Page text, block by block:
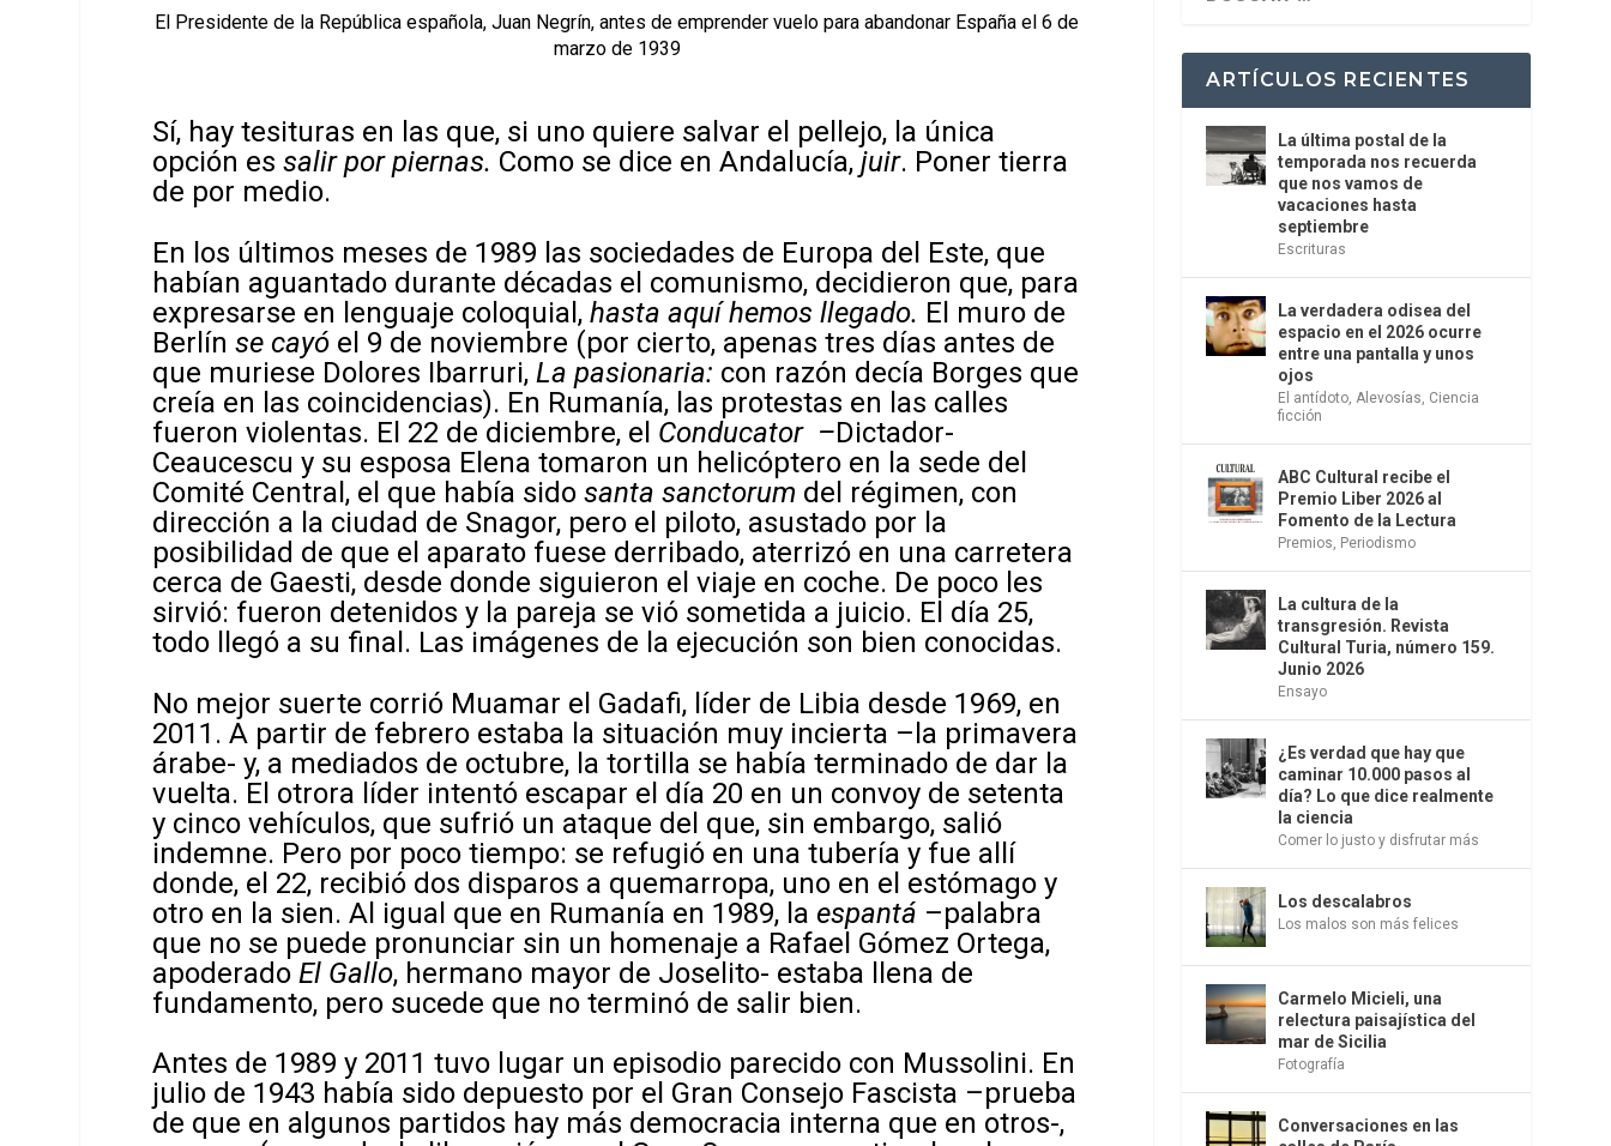
El Presidente de la República española, Juan Negrín, antes de emprender vuelo para abandonar España el 6 de
marzo de 1939
Sí, hay tesituras en las que, si uno quiere salvar el pellejo, la única
opción essalir por piernas. Como se dice en Andalucía,juir. Poner tierra
de por medio.
En los últimos meses de 1989 las sociedades de Europa del Este, que
habían aguantado durante décadas el comunismo, decidieron que, para
expresarse en lenguaje coloquial,hasta aquí hemos llegado. El muro de
Berlínse cayó el 9 de noviembre (por cierto, apenas tres días antes de
que muriese Dolores Ibarruri,La pasionaria: con razón decía Borges que
creía en las coincidencias). En Rumanía, las protestas en las calles
fueron violentas. El 22 de diciembre, el Conducator –Dictador-
Ceaucescu y su esposa Elena tomaron un helicóptero en la sede del
Comité Central, el que había sidosanta sanctorum del régimen, con
dirección a la ciudad de Snagor, pero el piloto, asustado por la
posibilidad de que el aparato fuese derribado, aterrizó en una carretera
cerca de Gaesti, desde donde siguieron el viaje en coche. De poco les
sirvió: fueron detenidos y la pareja se vió sometida a juicio. El día 25,
todo llegó a su final. Las imágenes de la ejecución son bien conocidas.
No mejor suerte corrió Muamar el Gadafi, líder de Libia desde 1969, en
2011. A partir de febrero estaba la situación muy incierta –la primavera
árabe- y, a mediados de octubre, la tortilla se había terminado de dar la
vuelta. El otrora líder intentó escapar el día 20 en un convoy de setenta
y cinco vehículos, que sufrió un ataque del que, sin embargo, salió
indemne. Pero por poco tiempo: se refugió en una tubería y fue allí
donde, el 22, recibió dos disparos a quemarropa, uno en el estómago y
otro en la sien. Al igual que en Rumanía en 1989, la espantá –palabra
que no se puede pronunciar sin un homenaje a Rafael Gómez Ortega,
apoderado El Gallo, hermano mayor de Joselito- estaba llena de
fundamento, pero sucede que no terminó de salir bien.
Antes de 1989 y 2011 tuvo lugar un episodio parecido con Mussolini. En
julio de 1943 había sido depuesto por el Gran Consejo Fascista –prueba
de que en algunos partidos hay más democracia interna que en otros-,
ARTÍCULOS RECIENTES
La última postal de la
temporada nos recuerda
que nos vamos de
vacaciones hasta
septiembre
Escrituras
La verdadera odisea del
espacio en el 2026 ocurre
entre una pantalla y unos
ojos
El antídoto,Alevosías, Ciencia
ficción
ABC Cultural recibe el
Premio Liber 2026 al
Fomento de la Lectura
Premios, Periodismo
La cultura de la
transgresión. Revista
Cultural Turia, número 159.
Junio 2026
Ensayo
¿Es verdad que hay que
caminar 10.000 pasos al
día? Lo que dice realmente
la ciencia
Comer lo justo y disfrutar más
Los descalabros
Los malos son más felices
Carmelo Micieli, una
relectura paisajística del
mar de Sicilia
Fotografía
Conversaciones en las